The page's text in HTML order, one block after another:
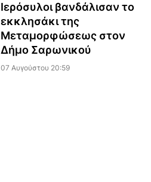
Ιερόσυλοι βανδάλισαν το
εκκλησάκι της
Μεταμορφώσεως στον
Δήμο Σαρωνικού
07 Αυγούστου 20:59